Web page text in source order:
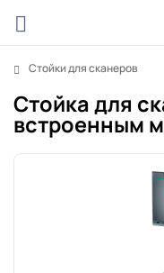
Стойки для сканеров
Стойка для
встроенным